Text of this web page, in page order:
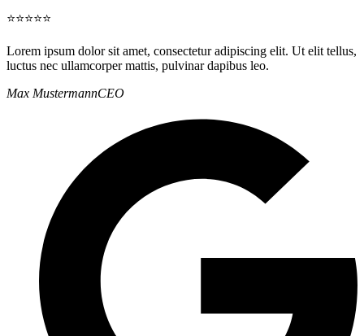
⭐⭐⭐⭐⭐
Lorem ipsum dolor sit amet, consectetur adipiscing elit. Ut elit tellus,
luctus nec ullamcorper mattis, pulvinar dapibus leo.
Max MustermannCEO